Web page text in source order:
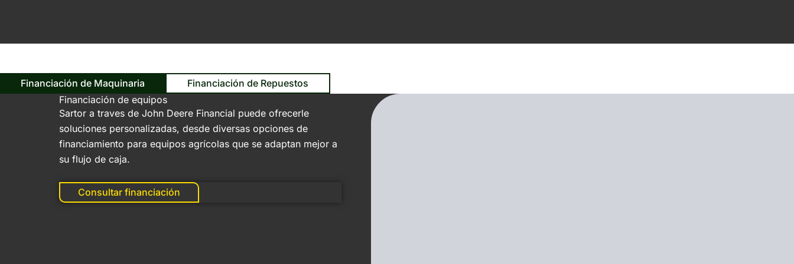
Financiación de Maquinaria
Financiación de Repuestos
Financiación de equipos
Sartor a traves de John Deere Financial puede ofrecerle
soluciones personalizadas, desde diversas opciones de
financiamiento para equipos agrícolas que se adaptan mejor a
su flujo de caja.
Consultar financiación